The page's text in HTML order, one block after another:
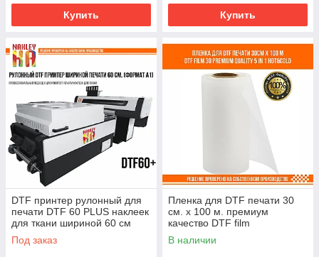
Купить Купить
DTF принтер рулонный для
печати DTF 60 PLUS наклеек
для ткани шириной 60 см
Формат А1
Под заказ
Пленка для DTF печати 30
см. х 100 м. премиум
качество DTF film
В наличии